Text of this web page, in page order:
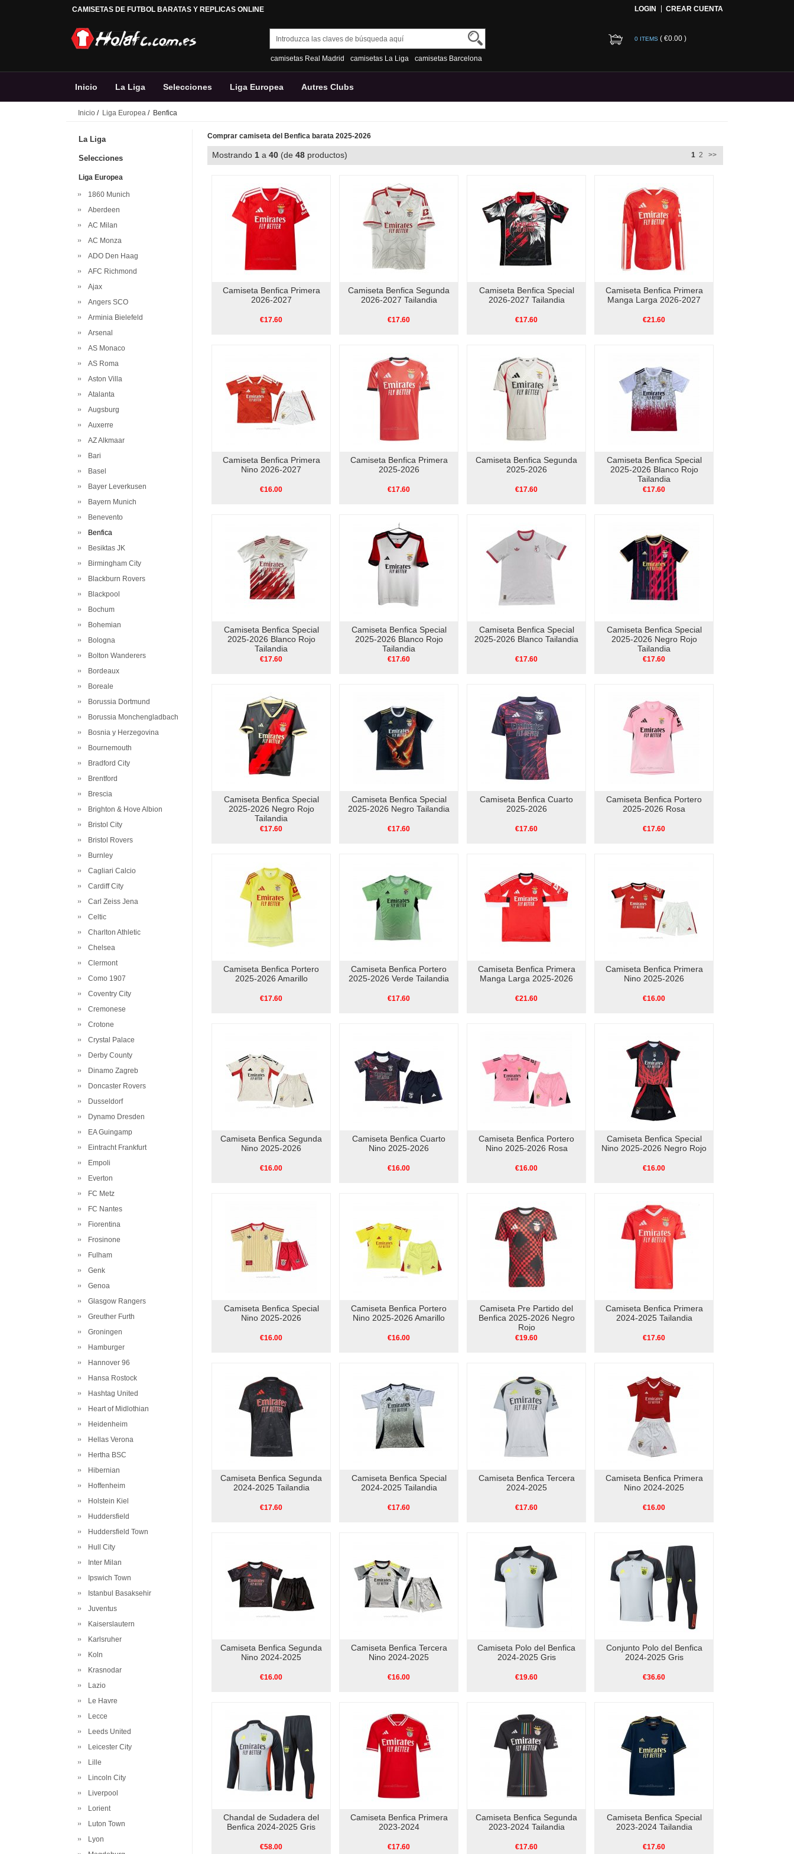
CAMISETAS DE FUTBOL BARATAS Y REPLICAS ONLINE LOGIN CREAR CUENTA
camisetas Real Madrid camisetas La Liga camisetas Barcelona
0 ITEMS ( €0.00 )
Inicio La Liga Selecciones Liga Europea Autres Clubs
Inicio / Liga Europea / Benfica
La Liga
Selecciones
Liga Europea
1860 Munich
Aberdeen
AC Milan
AC Monza
ADO Den Haag
AFC Richmond
Ajax
Angers SCO
Arminia Bielefeld
Arsenal
AS Monaco
AS Roma
Aston Villa
Atalanta
Augsburg
Auxerre
AZ Alkmaar
Bari
Basel
Bayer Leverkusen
Bayern Munich
Benevento
Benfica
Besiktas JK
Birmingham City
Blackburn Rovers
Blackpool
Bochum
Bohemian
Bologna
Bolton Wanderers
Bordeaux
Boreale
Borussia Dortmund
Borussia Monchengladbach
Bosnia y Herzegovina
Bournemouth
Bradford City
Brentford
Brescia
Brighton & Hove Albion
Bristol City
Bristol Rovers
Burnley
Cagliari Calcio
Cardiff City
Carl Zeiss Jena
Celtic
Charlton Athletic
Chelsea
Clermont
Como 1907
Coventry City
Cremonese
Crotone
Crystal Palace
Derby County
Dinamo Zagreb
Doncaster Rovers
Dusseldorf
Dynamo Dresden
EA Guingamp
Eintracht Frankfurt
Empoli
Everton
FC Metz
FC Nantes
Fiorentina
Frosinone
Fulham
Genk
Genoa
Glasgow Rangers
Greuther Furth
Groningen
Hamburger
Hannover 96
Hansa Rostock
Hashtag United
Heart of Midlothian
Heidenheim
Hellas Verona
Hertha BSC
Hibernian
Hoffenheim
Holstein Kiel
Huddersfield
Huddersfield Town
Hull City
Inter Milan
Ipswich Town
Istanbul Basaksehir
Juventus
Kaiserslautern
Karlsruher
Koln
Krasnodar
Lazio
Le Havre
Lecce
Leeds United
Leicester City
Lille
Lincoln City
Liverpool
Lorient
Luton Town
Lyon
Comprar camiseta del Benfica barata 2025-2026
Mostrando 1 a 40 (de 48 productos) 1 2 >>
Camiseta Benfica Primera
2026-2027
€17.60
Camiseta Benfica Segunda
2026-2027 Tailandia
€17.60
Camiseta Benfica Special
2026-2027 Tailandia
€17.60
Camiseta Benfica Primera
Manga Larga 2026-2027
€21.60
Camiseta Benfica Primera
Nino 2026-2027
€16.00
Camiseta Benfica Primera
2025-2026
€17.60
Camiseta Benfica Segunda
2025-2026
€17.60
Camiseta Benfica Special
2025-2026 Blanco Rojo
Tailandia
€17.60
Camiseta Benfica Special
2025-2026 Blanco Rojo
Tailandia
€17.60
Camiseta Benfica Special
2025-2026 Blanco Rojo
Tailandia
€17.60
Camiseta Benfica Special
2025-2026 Blanco Tailandia
€17.60
Camiseta Benfica Special
2025-2026 Negro Rojo
Tailandia
€17.60
Camiseta Benfica Special
2025-2026 Negro Rojo
Tailandia
€17.60
Camiseta Benfica Special
2025-2026 Negro Tailandia
€17.60
Camiseta Benfica Cuarto
2025-2026
€17.60
Camiseta Benfica Portero
2025-2026 Rosa
€17.60
Camiseta Benfica Portero
2025-2026 Amarillo
€17.60
Camiseta Benfica Portero
2025-2026 Verde Tailandia
€17.60
Camiseta Benfica Primera
Manga Larga 2025-2026
€21.60
Camiseta Benfica Primera
Nino 2025-2026
€16.00
Camiseta Benfica Segunda
Nino 2025-2026
€16.00
Camiseta Benfica Cuarto
Nino 2025-2026
€16.00
Camiseta Benfica Portero
Nino 2025-2026 Rosa
€16.00
Camiseta Benfica Special
Nino 2025-2026 Negro Rojo
€16.00
Camiseta Benfica Special
Nino 2025-2026
€16.00
Camiseta Benfica Portero
Nino 2025-2026 Amarillo
€16.00
Camiseta Pre Partido del
Benfica 2025-2026 Negro
Rojo
€19.60
Camiseta Benfica Primera
2024-2025 Tailandia
€17.60
Camiseta Benfica Segunda
2024-2025 Tailandia
€17.60
Camiseta Benfica Special
2024-2025 Tailandia
€17.60
Camiseta Benfica Tercera
2024-2025
€17.60
Camiseta Benfica Primera
Nino 2024-2025
€16.00
Camiseta Benfica Segunda
Nino 2024-2025
€16.00
Camiseta Benfica Tercera
Nino 2024-2025
€16.00
Camiseta Polo del Benfica
2024-2025 Gris
€19.60
Conjunto Polo del Benfica
2024-2025 Gris
€36.60
Chandal de Sudadera del
Benfica 2024-2025 Gris
€58.00
Camiseta Benfica Primera
2023-2024
€17.60
Camiseta Benfica Segunda
2023-2024 Tailandia
€17.60
Camiseta Benfica Special
2023-2024 Tailandia
€17.60